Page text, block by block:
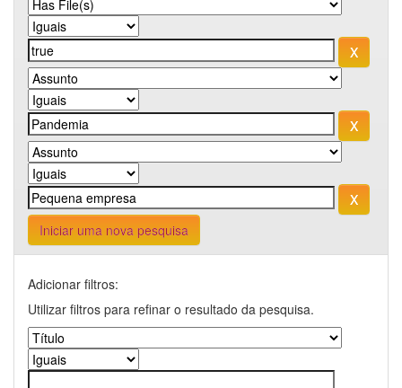
Iniciar uma nova pesquisa
Adicionar filtros:
Utilizar filtros para refinar o resultado da pesquisa.